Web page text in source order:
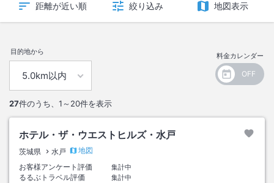
距離が近い順 絞り込み 地図表示
目的地から 料金カレンダー
27件のうち、 1～20件を表示
ホテル・ザ・ウエストヒルズ・水戸
茨城県 水戸
地図
お客様アンケート評価
集計中
るるぶトラベル評価
集計中